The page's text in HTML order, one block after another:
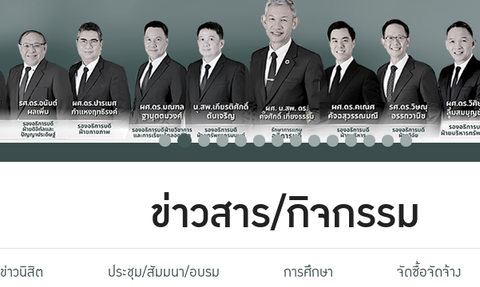
ข่าวสาร/กิจกรรม
ข่าวนิสิต ประชุม/สัมมนา/อบรม การศึกษา จัดซื้อจัดจ้าง